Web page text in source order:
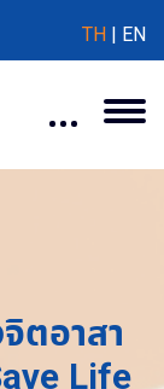
TH | EN
ตอาสา